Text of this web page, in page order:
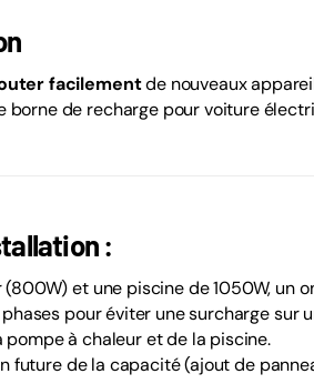
facilementde nouveaux
borne de recharge pour voiture
:
et une piscine de 1050W, un
pour éviter une surcharge sur
à chaleur et de la piscine.
de la capacité (ajout de